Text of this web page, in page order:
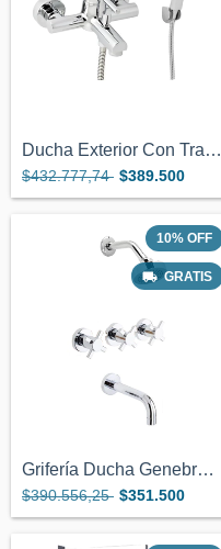
Ducha Exterior Con Transferencia Genebre...
$432.777,74 $389.500
10% OFF
GRATIS
Grifería Ducha Genebre Kross Cierre Cerá...
$390.556,25 $351.500